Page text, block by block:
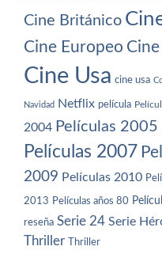
Cine Británico
Cine Europeo
Cine Usa cine usa
Navidad Netflix película
2004 Películas 2005
Películas 2007
2009 Películas 2010
2013 Películas años 80
reseña Serie 24 Serie
Thriller Thriller